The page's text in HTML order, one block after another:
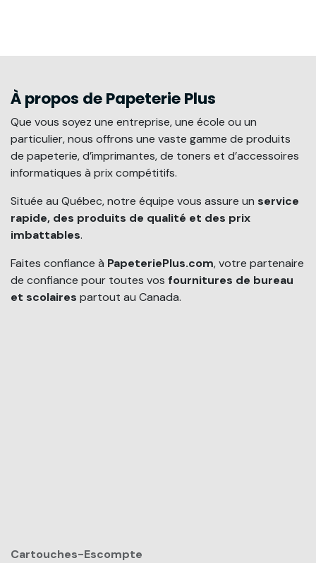
À propos de Papeterie Plus
Que vous soyez une entreprise, une école ou un
particulier, nous offrons une vaste gamme de produits
de papeterie, d’imprimantes, de toners et d’accessoires
informatiques à prix compétitifs.
Située au Québec, notre équipe vous assure un service
rapide, des produits de qualité et des prix
imbattables.
Faites confiance à PapeteriePlus.com, votre partenaire
de confiance pour toutes vos fournitures de bureau
et scolaires partout au Canada.
Cartouches-Escompte